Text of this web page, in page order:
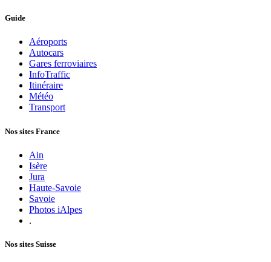
Guide
Aéroports
Autocars
Gares ferroviaires
InfoTraffic
Itinéraire
Météo
Transport
Nos sites France
Ain
Isère
Jura
Haute-Savoie
Savoie
Photos iAlpes
.
Nos sites Suisse